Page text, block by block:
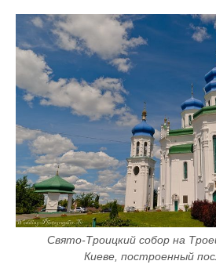
Свято-Троицкий собор на
Киеве, построенный